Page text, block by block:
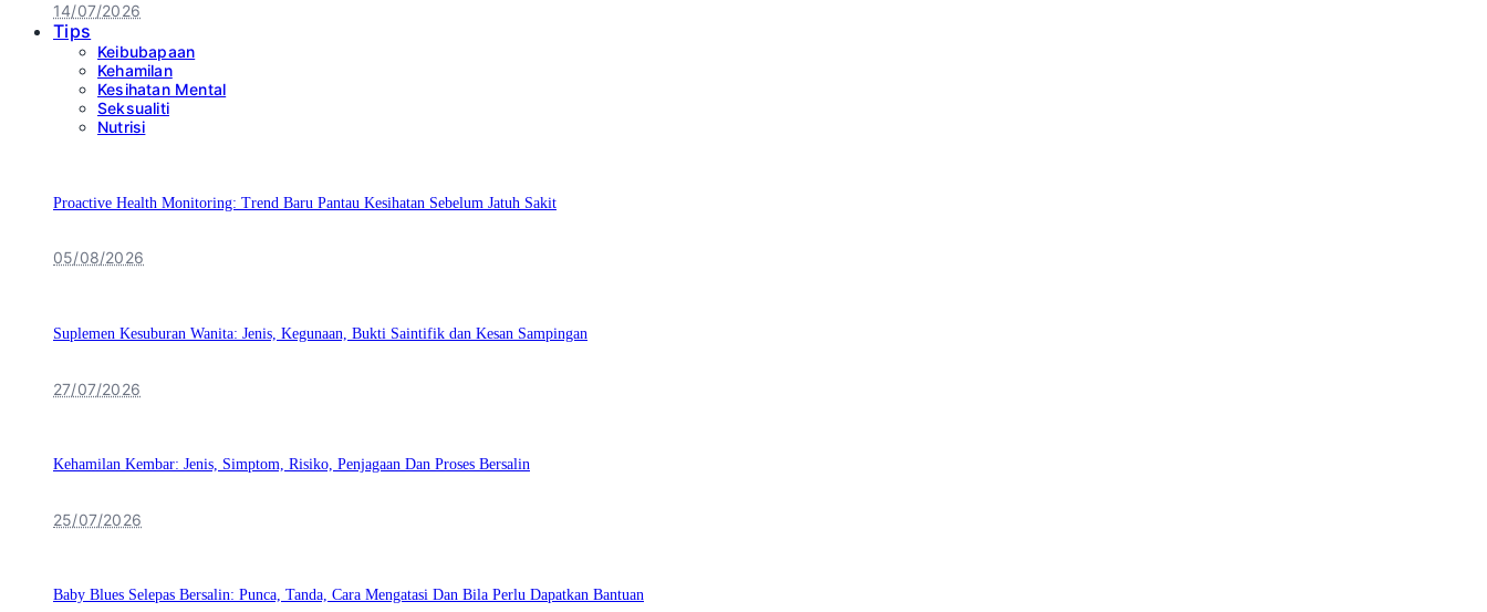
14/07/2026
Tips
Keibubapaan
Kehamilan
Kesihatan Mental
Seksualiti
Nutrisi
Proactive Health Monitoring: Trend Baru Pantau Kesihatan Sebelum Jatuh Sakit
05/08/2026
Suplemen Kesuburan Wanita: Jenis, Kegunaan, Bukti Saintifik dan Kesan Sampingan
27/07/2026
Kehamilan Kembar: Jenis, Simptom, Risiko, Penjagaan Dan Proses Bersalin
25/07/2026
Baby Blues Selepas Bersalin: Punca, Tanda, Cara Mengatasi Dan Bila Perlu Dapatkan Bantuan